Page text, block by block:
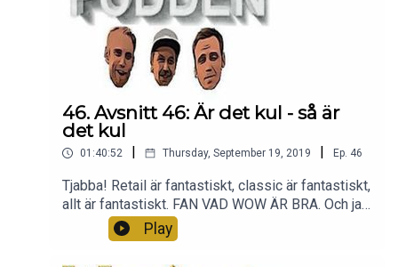
46. Avsnitt 46: Är det kul - så är
det kul
01:40:52 | Thursday, September 19, 2019 | Ep. 46
Tjabba! Retail är fantastiskt, classic är fantastiskt,
allt är fantastiskt. FAN VAD WOW ÄR BRA. Och ja,
ja - vi är medvetna om att Andreas ljud SUGER.
Sånt händer. Men hallå, kul avsnitt! Tack för att ni
lyssnar <3
Play